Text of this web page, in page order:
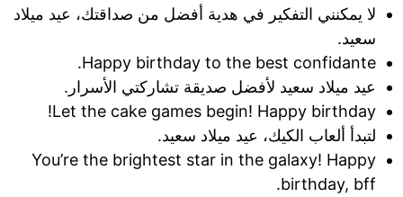
لا يمكنني التفكير في هدية أفضل من صداقتك، عيد ميلاد
سعيد.
Happy birthday to the best confidante.
عيد ميلاد سعيد لأفضل صديقة تشاركتي الأسرار.
Let the cake games begin! Happy birthday!
لتبدأ ألعاب الكيك، عيد ميلاد سعيد.
You’re the brightest star in the galaxy! Happy
birthday, bff.